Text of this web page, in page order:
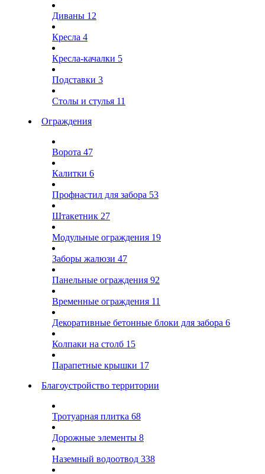
Диваны 12
Кресла 4
Кресла-качалки 5
Подставки 3
Столы и стулья 11
Ограждения
Ворота 47
Калитки 6
Профнастил для забора 53
Штакетник 27
Модульные ограждения 19
Заборы жалюзи 47
Панельные ограждения 92
Временные ограждения 11
Декоративные бетонные блоки для забора 6
Колпаки на столб 15
Парапетные крышки 17
Благоустройство территории
Тротуарная плитка 68
Дорожные элементы 8
Наземный водоотвод 338